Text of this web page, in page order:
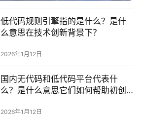
低代码规则引擎指的是什么？是什
么意思在技术创新背景下？
2026年1月12日
国内无代码和低代码平台代表什
么？是什么意思它们如何帮助初创
2026年1月12日